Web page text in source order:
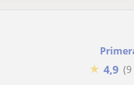
★ 4,9